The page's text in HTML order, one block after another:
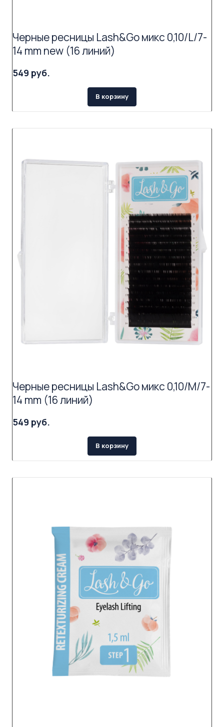
Черные ресницы Lash&Go микс 0,10/L/7-
14 mm new (16 линий)
549 руб.
В корзину
Черные ресницы Lash&Go микс 0,10/M/7-
14 mm (16 линий)
549 руб.
В корзину